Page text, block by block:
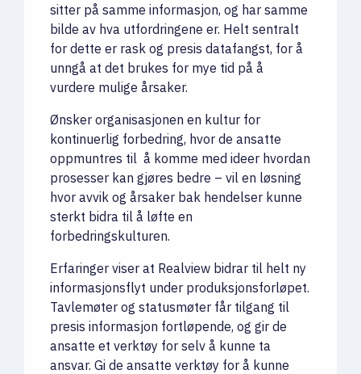
sitter på samme informasjon, og har samme
bilde av hva utfordringene er. Helt sentralt
for dette er rask og presis datafangst, for å
unngå at det brukes for mye tid på å
vurdere mulige årsaker.
Ønsker organisasjonen en kultur for
kontinuerlig forbedring, hvor de ansatte
oppmuntres til å komme med ideer hvordan
prosesser kan gjøres bedre – vil en løsning
hvor avvik og årsaker bak hendelser kunne
sterkt bidra til å løfte en
forbedringskulturen.
Erfaringer viser at Realview bidrar til helt ny
informasjonsflyt under produksjonsforløpet.
Tavlemøter og statusmøter får tilgang til
presis informasjon fortløpende, og gir de
ansatte et verktøy for selv å kunne ta
ansvar. Gi de ansatte verktøy for å kunne